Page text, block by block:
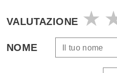
VALUTAZIONE
NOME